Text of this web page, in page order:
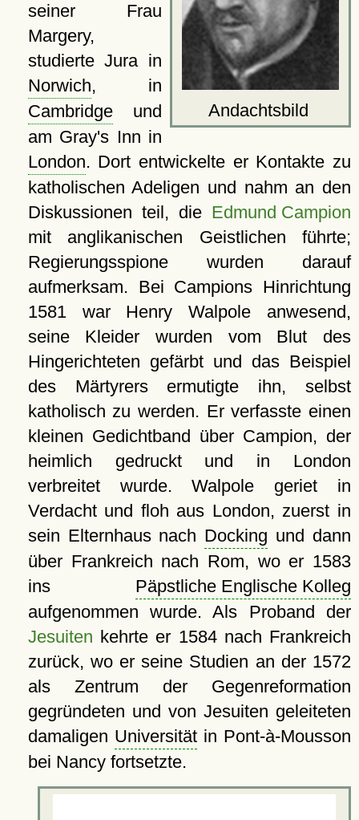
Andachtsbild
seiner Frau
Margery,
studierte Jura in
Norwich, in
Cambridgeund
am Gray's Inn in
London. Dort entwickelte er Kontakte zu
katholischen Adeligen und nahm an den
Diskussionen teil, die Edmund Campion
mit anglikanischen Geistlichen führte;
Regierungsspione wurden darauf
aufmerksam. Bei Campions Hinrichtung
1581 war Henry Walpole anwesend,
seine Kleider wurden vom Blut des
Hingerichteten gefärbt und das Beispiel
des Märtyrers ermutigte ihn, selbst
katholisch zu werden. Er verfasste einen
kleinen Gedichtband über Campion, der
heimlich gedruckt und in London
verbreitet wurde. Walpole geriet in
Verdacht und floh aus London, zuerst in
sein Elternhaus nach Docking und dann
über Frankreich nach Rom, wo er 1583
ins Päpstliche Englische Kolleg
aufgenommen wurde. Als Proband der
Jesuiten kehrte er 1584 nach Frankreich
zurück, wo er seine Studien an der 1572
als Zentrum der Gegenreformation
gegründeten und von Jesuiten geleiteten
damaligen Universitätin Pont-à-Mousson
bei Nancy fortsetzte.